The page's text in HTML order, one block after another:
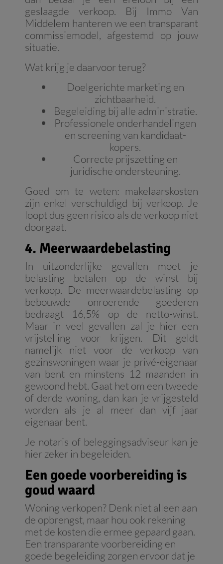
geslaagde verkoop. Bij Immo Van
Middelem hanteren we een transparant
commissiemodel, afgestemd op jouw
situatie.
Wat krijg je daarvoor terug?
Doelgerichte marketing en
zichtbaarheid.
Begeleiding bij alle administratie.
Professionele onderhandelingen
en screening van kandidaat-
kopers.
Correcte prijszetting en
juridische ondersteuning.
Goed om te weten: makelaarskosten
zijn enkel verschuldigd bij verkoop. Je
loopt dus geen risico als de verkoop niet
doorgaat.
4. Meerwaardebelasting
In uitzonderlijke gevallen moet je
belasting betalen op de winst bij
verkoop. De meerwaardebelasting op
bebouwde onroerende goederen
bedraagt 16,5% op de netto-winst.
Maar in veel gevallen zal je hier een
vrijstelling voor krijgen. Dit geldt
namelijk niet voor de verkoop van
gezinswoningen waar je privé-eigenaar
van bent en minstens 12 maanden in
gewoond hebt. Gaat het om een tweede
of derde woning, dan kan je vrijgesteld
worden als je al meer dan vijf jaar
eigenaar bent.
Je notaris of beleggingsadviseur kan je
hier zeker in begeleiden.
Een goede voorbereiding is
goud waard
Woning verkopen? Denk niet alleen aan
de opbrengst, maar hou ook rekening
met de kosten die ermee gepaard gaan.
Een transparante voorbereiding en
goede begeleiding zorgen ervoor dat je